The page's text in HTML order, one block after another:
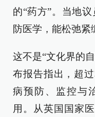
的“药方”。当地
防医学，能松弛紧
这不是“文化界的
布报告指出，超
病预防、监控与
用。从英国国家